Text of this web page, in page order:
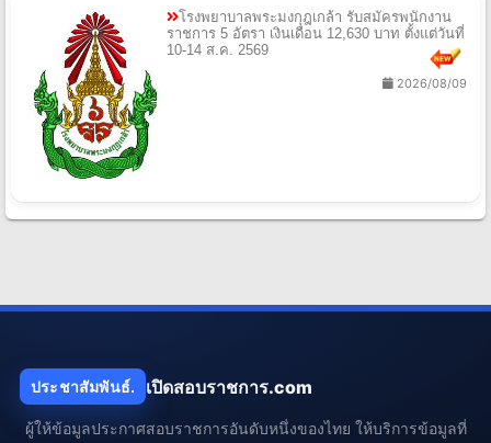
โรงพยาบาลพระมงกุฎเกล้า รับสมัครพนักงาน
ราชการ 5 อัตรา เงินเดือน 12,630 บาท ตั้งแต่วันที่
10-14 ส.ค. 2569
2026/08/09
ประชาสัมพันธ์. เปิดสอบราชการ.com
ผู้ให้ข้อมูลประกาศสอบราชการอันดับหนึ่งของไทย ให้บริการข้อมูลที่